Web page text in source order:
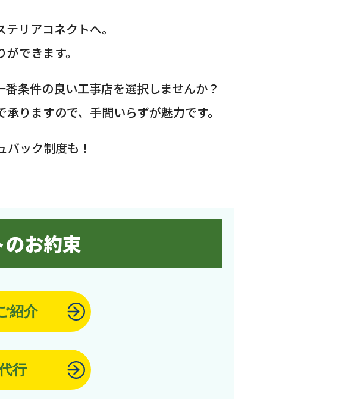
リアコネクトへ。
できます。
条件の良い工事店を選択しませんか？
りますので、手間いらずが魅力です。
ック制度も！
お約束
紹介
行